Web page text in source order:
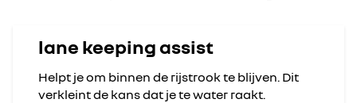
lane keeping assist
Helpt je om binnen de rijstrook te blijven. Dit
verkleint de kans dat je te water raakt.